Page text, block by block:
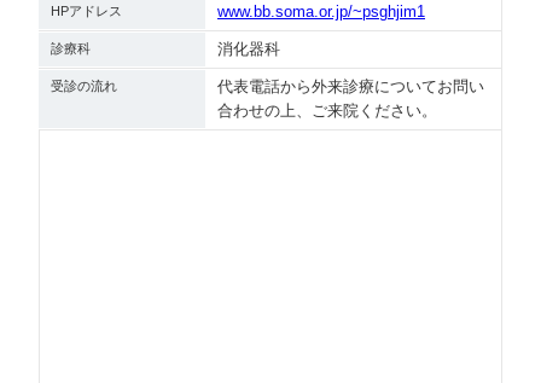
HPアドレス www.bb.soma.or.jp/~psghjim1
診療科 消化器科
受診の流れ
代表電話から外来診療についてお問い
合わせの上、ご来院ください。